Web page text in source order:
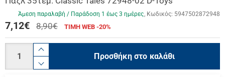
Άμεση παραλαβή / Παράδoση 1 έως 3 ημέρες Κωδικός: 5947502872948
7,12€ 8,90€ ΤΙΜΗ WEB -20%
product.increase.quantity
product.decrease.quantity
Προσθήκη στο καλάθι